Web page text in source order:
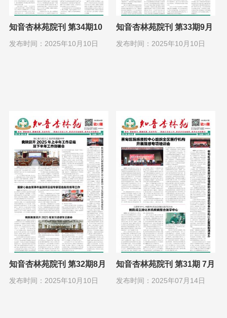
知音杏林苑院刊 第34期10
月1日
发布时间：2025年10月10日
知音杏林苑院刊 第33期9月
1日
发布时间：2025年10月10日
知音杏林苑院刊 第32期8月
1日
发布时间：2025年10月10日
知音杏林苑院刊 第31期 7月
1日
发布时间：2025年07月14日